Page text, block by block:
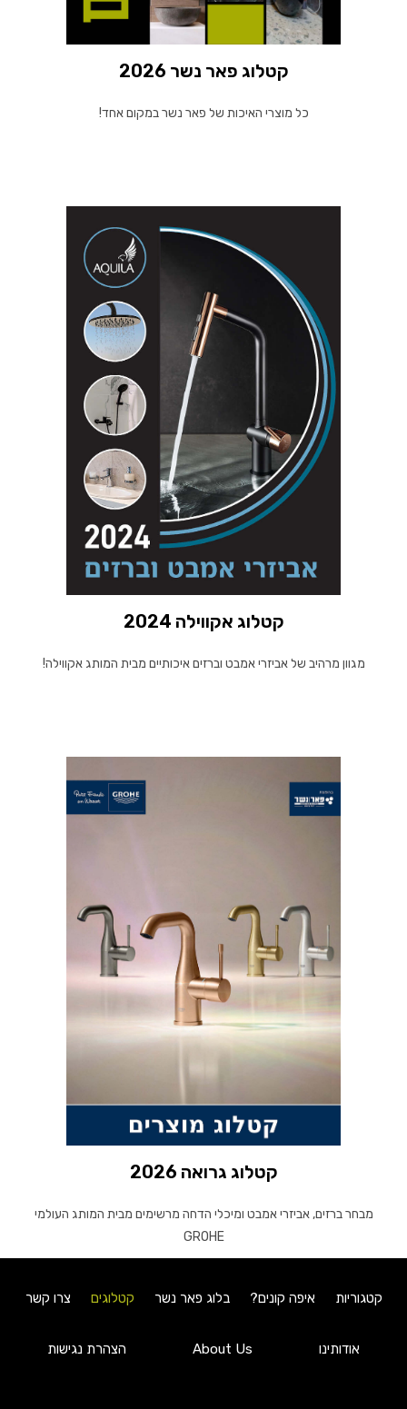
קטלוג פאר נשר 2026
כל מוצרי האיכות של פאר נשר במקום אחד!
קטלוג אקווילה 2024
מגוון מרהיב של אביזרי אמבט וברזים איכותיים מבית המותג אקווילה!
קטלוג גרואה 2026
מבחר ברזים, אביזרי אמבט ומיכלי הדחה מרשימים מבית המותג העולמי
GROHE
קטגוריות איפה קונים? בלוג פאר נשר קטלוגים צרו קשר
אודותינו About Us הצהרת נגישות